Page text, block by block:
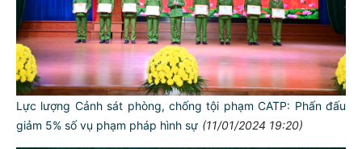
Lực lượng Cảnh sát phòng, chống tội phạm CATP: Phấn đấu
giảm 5% số vụ phạm pháp hình sự (11/01/2024 19:20)
TƯ CÁCH